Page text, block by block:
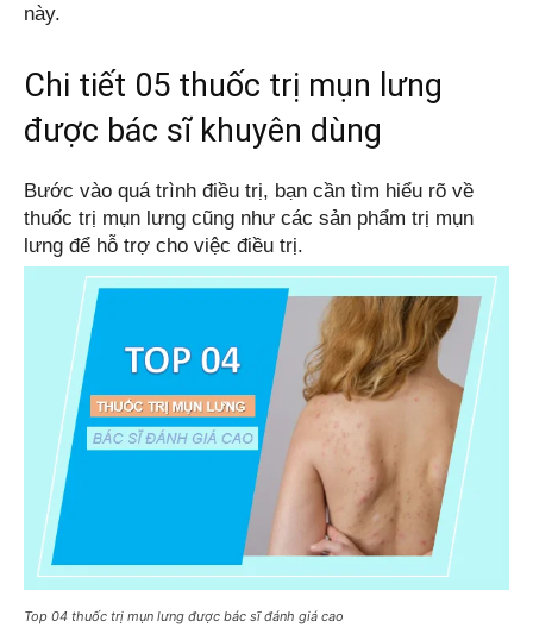
này.
Chi tiết 05 thuốc trị mụn lưng
được bác sĩ khuyên dùng
Bước vào quá trình điều trị, bạn cần tìm hiểu rõ về
thuốc trị mụn lưng cũng như các sản phẩm trị mụn
lưng để hỗ trợ cho việc điều trị.
Top 04 thuốc trị mụn lưng được bác sĩ đánh giá cao